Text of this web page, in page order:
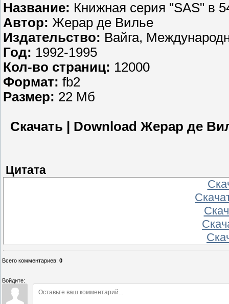
Название: Книжная серия "SAS" в
Автор: Жерар де Вилье
Издательство: Вайга,
Год: 1992-1995
Кол-во страниц: 12000
Формат: fb2
Размер: 22 Мб
Скачать | Download Жерар де
Цитата
Всего комментариев: 0
Войдите: